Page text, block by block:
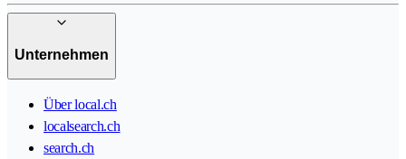
Unternehmen
Über local.ch
localsearch.ch
search.ch